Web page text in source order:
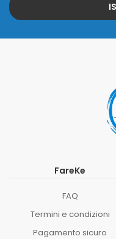
FareKe
FAQ
Termini e condizioni
Pagamento sicuro